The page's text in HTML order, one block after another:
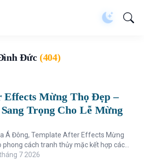
Đức (404)
Effects Mừng Thọ Đẹp –
Trọng Cho Lễ Mừng
Á Đông, Template After Effects Mừng
7 2026